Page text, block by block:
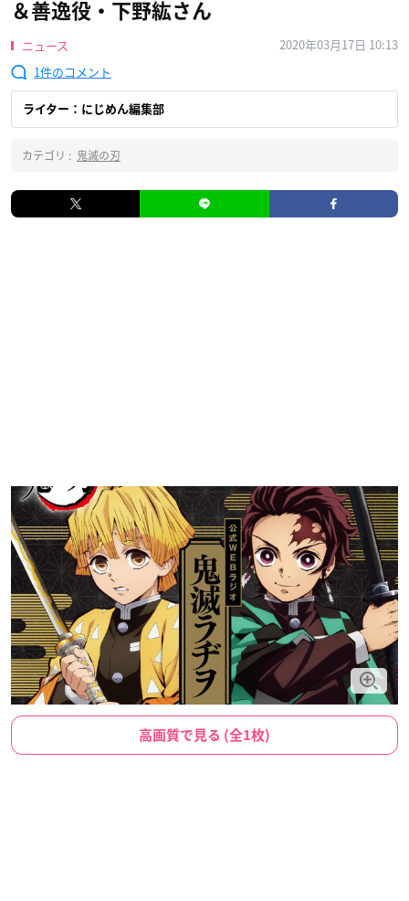
＆善逸役・下野紘さん
ニュース
2020年03月17日 10:13
1
ライター：にじめん編集部
カテゴリ : 鬼滅の刃
高画質で見る (全1枚)